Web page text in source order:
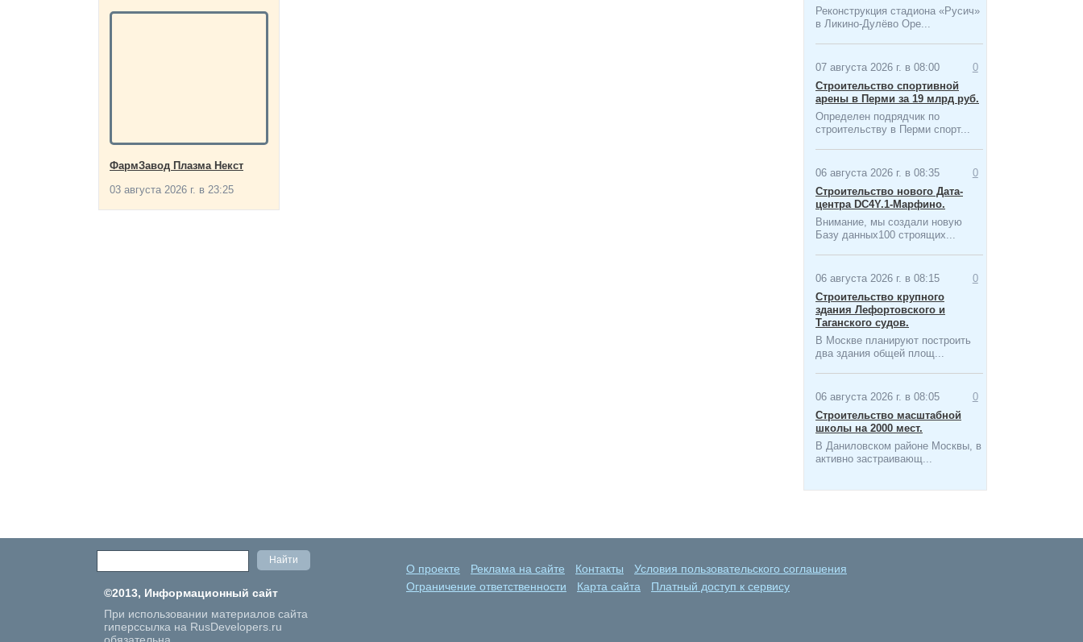
ФармЗавод Плазма Некст
03 августа 2026 г. в 23:25
Реконструкция стадиона «Русич»
в Ликино-Дулёво Оре...
07 августа 2026 г. в 08:00
0
Строительство спортивной
арены в Перми за 19 млрд руб.
Определен подрядчик по
строительству в Перми спорт...
06 августа 2026 г. в 08:35
0
Строительство нового Дата-
центра​ DC4Y.1-Марфино.
Внимание, мы создали новую
Базу данных100 строящих...
06 августа 2026 г. в 08:15
0
Строительство крупного
здания Лефортовского и
Таганского судов.
В Москве планируют построить
два здания общей площ...
06 августа 2026 г. в 08:05
0
Строительство масштабной
школы на 2000 мест​.
В Даниловском районе Москвы, в
активно застраивающ...
©2013, Информационный сайт
При использовании материалов сайта
гиперссылка на RusDevelopers.ru
О проекте Реклама на сайте Контакты
Условия пользовательского соглашения
Ограничение ответственности
Карта сайта Платный доступ к сервису